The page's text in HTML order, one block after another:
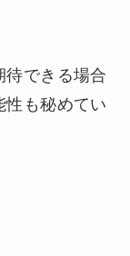
待できる場合
性も秘めてい